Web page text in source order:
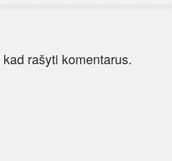
kad rašyti komentarus.